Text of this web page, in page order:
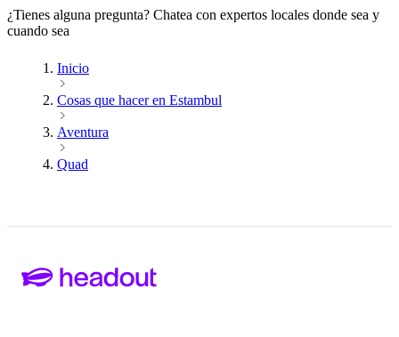
¿Tienes alguna pregunta? Chatea con expertos locales donde sea y
cuando sea
Inicio
Cosas que hacer en Estambul
Aventura
Quad